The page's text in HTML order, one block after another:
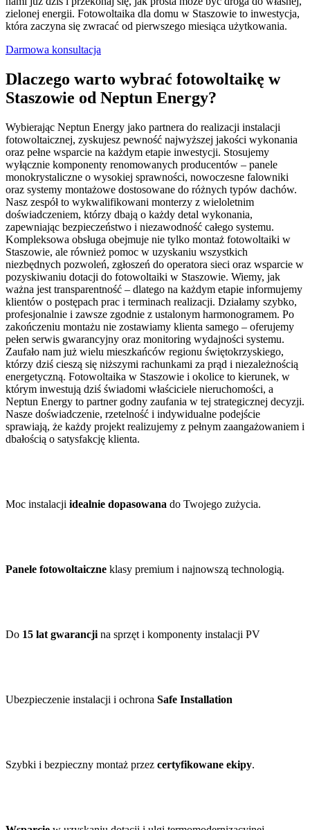
zielonej energii. Fotowoltaika dla domu w Staszowie to inwestycja,
która zaczyna się zwracać od pierwszego miesiąca użytkowania.
Darmowa konsultacja
Dlaczego warto wybrać fotowoltaikę w
Staszowie od Neptun Energy?
Wybierając Neptun Energy jako partnera do realizacji instalacji
fotowoltaicznej, zyskujesz pewność najwyższej jakości wykonania
oraz pełne wsparcie na każdym etapie inwestycji. Stosujemy
wyłącznie komponenty renomowanych producentów – panele
monokrystaliczne o wysokiej sprawności, nowoczesne falowniki
oraz systemy montażowe dostosowane do różnych typów dachów.
Nasz zespół to wykwalifikowani monterzy z wieloletnim
doświadczeniem, którzy dbają o każdy detal wykonania,
zapewniając bezpieczeństwo i niezawodność całego systemu.
Kompleksowa obsługa obejmuje nie tylko montaż fotowoltaiki w
Staszowie, ale również pomoc w uzyskaniu wszystkich
niezbędnych pozwoleń, zgłoszeń do operatora sieci oraz wsparcie w
pozyskiwaniu dotacji do fotowoltaiki w Staszowie. Wiemy, jak
ważna jest transparentność – dlatego na każdym etapie informujemy
klientów o postępach prac i terminach realizacji. Działamy szybko,
profesjonalnie i zawsze zgodnie z ustalonym harmonogramem. Po
zakończeniu montażu nie zostawiamy klienta samego – oferujemy
pełen serwis gwarancyjny oraz monitoring wydajności systemu.
Zaufało nam już wielu mieszkańców regionu świętokrzyskiego,
którzy dziś cieszą się niższymi rachunkami za prąd i niezależnością
energetyczną. Fotowoltaika w Staszowie i okolice to kierunek, w
którym inwestują dziś świadomi właściciele nieruchomości, a
Neptun Energy to partner godny zaufania w tej strategicznej decyzji.
Nasze doświadczenie, rzetelność i indywidualne podejście
sprawiają, że każdy projekt realizujemy z pełnym zaangażowaniem i
dbałością o satysfakcję klienta.
Moc instalacji idealnie dopasowana do Twojego zużycia.
Panele fotowoltaiczne klasy premium i najnowszą technologią.
Do 15 lat gwarancji na sprzęt i komponenty instalacji PV
Ubezpieczenie instalacji i ochrona Safe Installation
Szybki i bezpieczny montaż przez certyfikowane ekipy.